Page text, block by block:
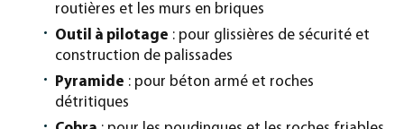
routières et les murs en briques
Outil à pilotage : pour glissières de sécurité et
construction de palissades
Pyramide : pour béton armé et roches
détritiques